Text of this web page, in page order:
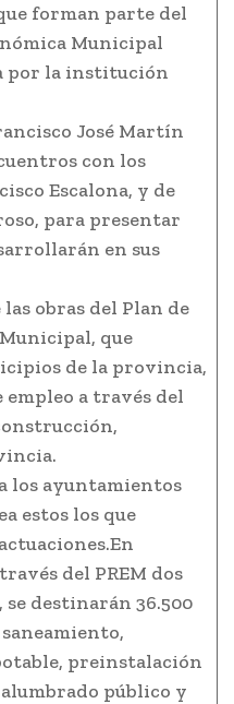
forman parte del
Municipal
por la institución
José Martín
con los
Escalona, y de
para presentar
en sus
obras del Plan de
que
de la provincia,
a través del
los ayuntamientos
estos los que
del PREM dos
destinarán 36.500
preinstalación
público y